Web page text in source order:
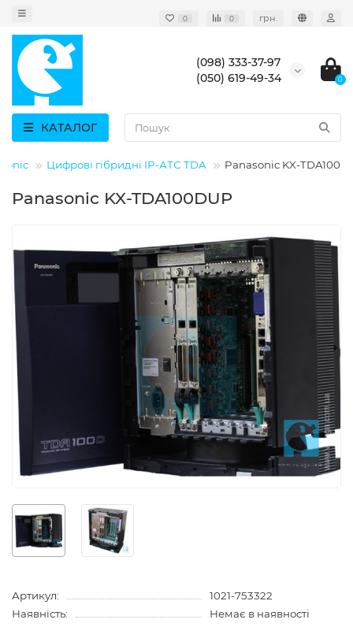
0 0 грн.
(098) 333-37-97
(050) 619-49-34
0
КАТАЛОГ
Цифрові гібридні IP-АТС TDA Panasonic KX-
Panasonic KX-TDA100DUP
Артикул:
1021-753322
Наявність:
Немає в наявності